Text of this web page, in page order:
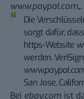
www.paypal.com
Die
sorgt dafür,
https-Website
werden.
San Jose,
Bei ebay.com ist